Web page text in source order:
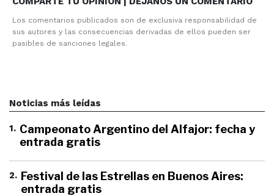
Los comentarios publicados son de exclusiva responsabilidad de
sus autores y las consecuencias derivadas de ellos pueden ser
pasibles de sanciones legales.
Noticias más leídas
1. Campeonato Argentino del Alfajor: fecha y
entrada gratis
2. Festival de las Estrellas en Buenos Aires:
entrada gratis